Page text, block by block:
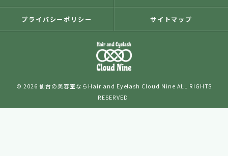
プライバシーポリシー サイトマップ
© 2026 仙台の美容室ならHair and Eyelash Cloud Nine ALL RIGHTS
RESERVED.